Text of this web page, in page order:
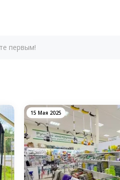
первым!
15 Мая 2025